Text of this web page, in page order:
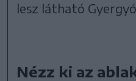
lesz látható
Nézz ki az